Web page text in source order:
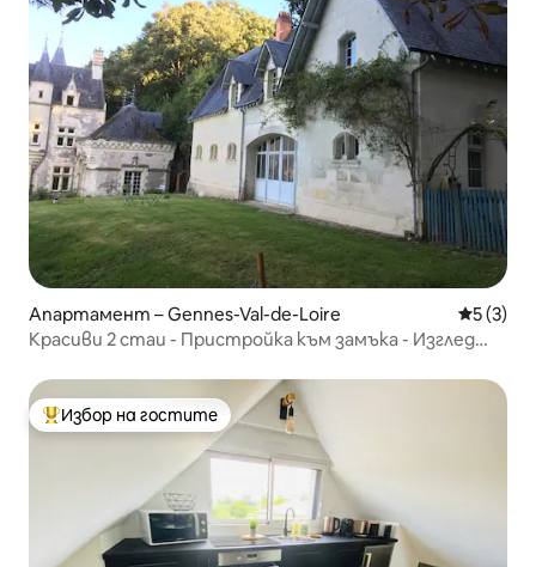
Апартамент – Gennes-Val-de-Loire Средна
5 (3)
Красиви 2 стаи - Пристройка към замъка - Изглед
Най-популярен избор на гостите
Избор на гостите